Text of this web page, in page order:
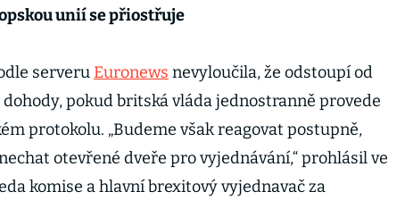
unií se přiostřuje
serveru Euronews nevyloučila, že odstoupí od
pokud britská vláda jednostranně provede
protokolu. „Budeme však reagovat postupně,
otevřené dveře pro vyjednávání,“ prohlásil ve
komise a hlavní brexitový vyjednavač za